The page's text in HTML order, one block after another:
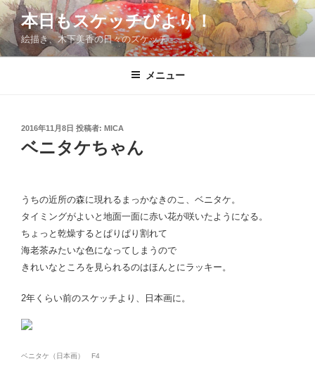
コ
ン
テ
ン
本日もスケッチびより！
絵描き、木下美香の日々のスケッチ
メニュー
投
日:
2016年11月8日 投稿者: MICA
ベニタケちゃん
うちの近所の森に現れるまっかなきのこ、ベニタケ。
タイミングがよいと地面一面に赤い花が咲いたようになる。
ちょっと乾燥するとぱりぱり割れて
海老茶みたいな色になってしまうので
きれいなところを見られるのはほんとにラッキー。
2年くらい前のスケッチより、日本画に。
ベニタケ（日本画） F4